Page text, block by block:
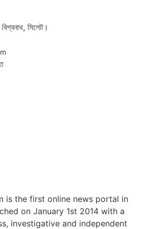
সিলেট।
is the first online news portal in
on January 1st 2014 with a
investigative and independent